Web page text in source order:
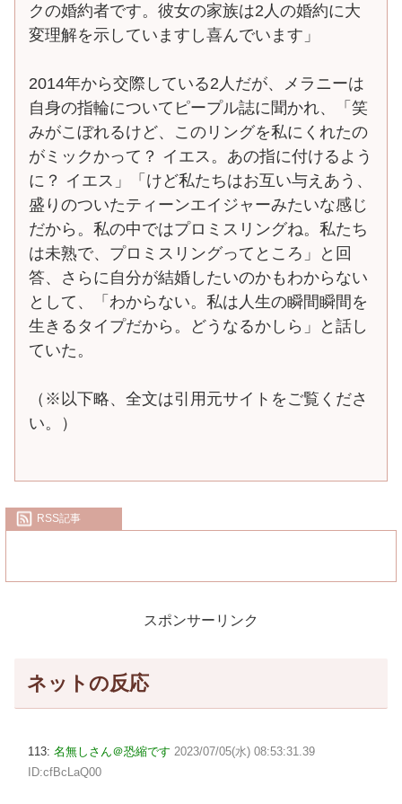
クの婚約者です。彼女の家族は2人の婚約に大
変理解を示していますし喜んでいます」
2014年から交際している2人だが、メラニーは
自身の指輪についてピープル誌に聞かれ、「笑
みがこぼれるけど、このリングを私にくれたの
がミックかって？ イエス。あの指に付けるよう
に？ イエス」「けど私たちはお互い与えあう、
盛りのついたティーンエイジャーみたいな感じ
だから。私の中ではプロミスリングね。私たち
は未熟で、プロミスリングってところ」と回
答、さらに自分が結婚したいのかもわからない
として、「わからない。私は人生の瞬間瞬間を
生きるタイプだから。どうなるかしら」と話し
ていた。
（※以下略、全文は引用元サイトをご覧くださ
い。）
RSS記事
スポンサーリンク
ネットの反応
113: 名無しさん＠恐縮です 2023/07/05(水) 08:53:31.39
ID:cfBcLaQ00